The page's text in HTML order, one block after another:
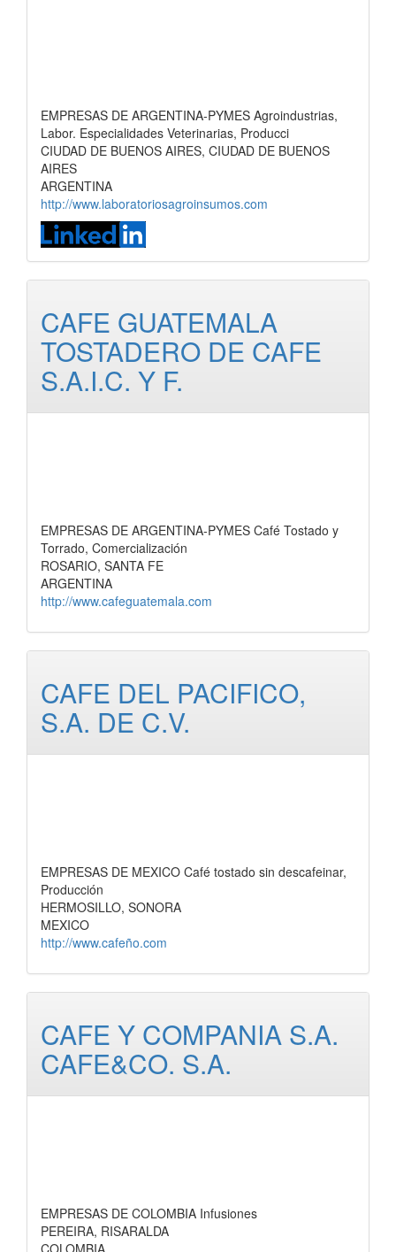
EMPRESAS DE ARGENTINA-PYMES Agroindustrias,
Labor. Especialidades Veterinarias, Producci
CIUDAD DE BUENOS AIRES, CIUDAD DE BUENOS
AIRES
ARGENTINA
http://www.laboratoriosagroinsumos.com
CAFE GUATEMALA
TOSTADERO DE CAFE
S.A.I.C. Y F.
EMPRESAS DE ARGENTINA-PYMES Café Tostado y
Torrado, Comercialización
ROSARIO, SANTA FE
ARGENTINA
http://www.cafeguatemala.com
CAFE DEL PACIFICO,
S.A. DE C.V.
EMPRESAS DE MEXICO Café tostado sin descafeinar,
Producción
HERMOSILLO, SONORA
MEXICO
http://www.cafeño.com
CAFE Y COMPANIA S.A.
CAFE&CO. S.A.
EMPRESAS DE COLOMBIA Infusiones
PEREIRA, RISARALDA
COLOMBIA